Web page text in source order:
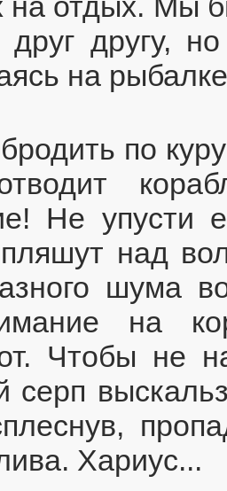
друг другу,
на
по
Не упусти
над
шума
на
Чтобы не
серп
Хариус...